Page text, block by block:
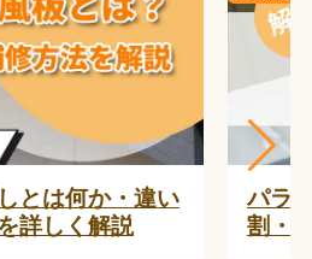
とは何か・違い
詳しく解説
パラ
割・